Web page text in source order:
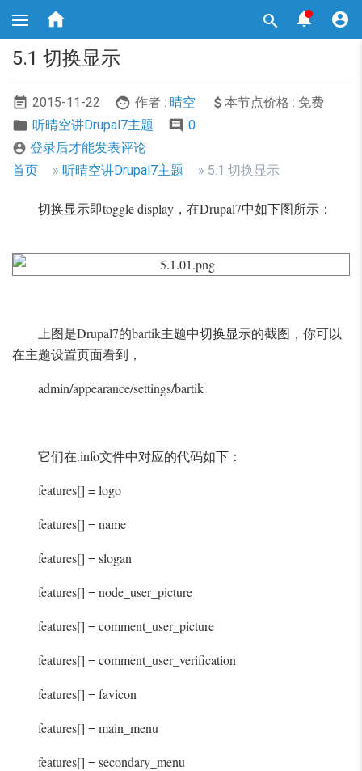
转
容
 


5.1 切换显示
2015-11-22 作者 : 晴空
本节点价格 : 免费
听晴空讲Drupal7主题
0
 登录后才能发表评论
面
导
航
首页 听晴空讲Drupal7主题 5.1 切换显示
切换显示即toggle display，在Drupal7中如下图所示：
上图是Drupal7的bartik主题中切换显示的截图，你可以
在主题设置页面看到，
admin/appearance/settings/bartik
它们在.info文件中对应的代码如下：
features[] = logo
features[] = name
features[] = slogan
features[] = node_user_picture
features[] = comment_user_picture
features[] = comment_user_verification
features[] = favicon
features[] = main_menu
features[] = secondary_menu